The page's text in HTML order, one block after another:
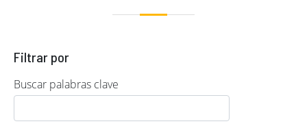
Filtrar por
Buscar palabras clave